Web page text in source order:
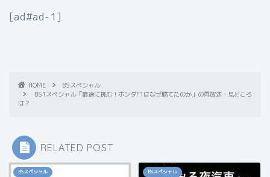
[ad#ad-1]
HOME
BSスペシャル
BS1スペシャル「最速に挑む！ホンダF1はなぜ勝てたのか」の再放送・見どころ
は？
RELATED POST
BSスペシャル BSスペシャル